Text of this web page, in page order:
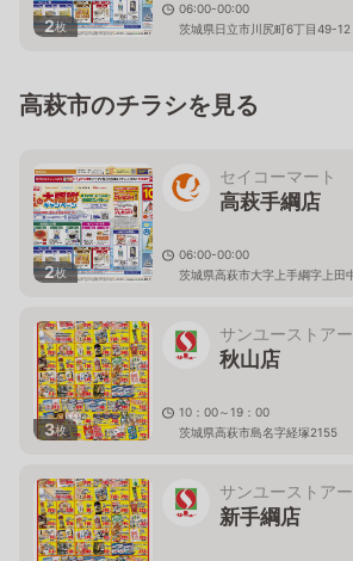
2枚
06:00-00:00
茨城県日立市川尻町6丁目49-12
高萩市のチラシを見る
2枚
セイコーマート
高萩手綱店
06:00-00:00
茨城県高萩市大字上手綱字上田
3枚
サンユーストアー
秋山店
10：00～19：00
茨城県高萩市島名字経塚2155
サンユーストアー
新手綱店